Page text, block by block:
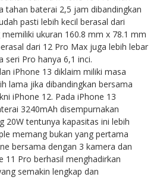
tahan baterai 2,5 jam dibandingkan
pasti lebih kecil berasal dari
ukuran 160.8 mm x 78.1 mm
dari 12 Pro Max juga lebih lebar
seri Pro hanya 6,1 inci.
iPhone 13 diklaim miliki masa
lama jika dibandingkan bersama
iPhone 12. Pada iPhone 13
3240mAh disempurnakan
20W tentunya kapasitas ini lebih
memang bukan yang pertama
bersama dengan 3 kamera dan
11 Pro berhasil menghadirkan
semakin lengkap dan